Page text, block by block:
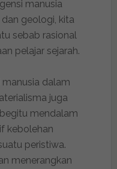
manusia
geologi, kita
sebab rasional
pelajar sejarah.
manusia dalam
juga
mendalam
kebolehan
peristiwa.
menerangkan